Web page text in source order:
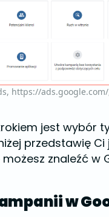
https://
jest wybór
przedstawię Ci
znaleźć w
w